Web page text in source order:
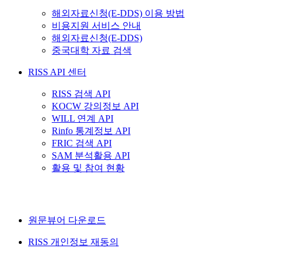
해외자료신청(E-DDS) 이용 방법
비용지원 서비스 안내
해외자료신청(E-DDS)
중국대학 자료 검색
RISS API 센터
RISS 검색 API
KOCW 강의정보 API
WILL 연계 API
Rinfo 통계정보 API
FRIC 검색 API
SAM 분석활용 API
활용 및 참여 현황
원문뷰어 다운로드
RISS 개인정보 재동의